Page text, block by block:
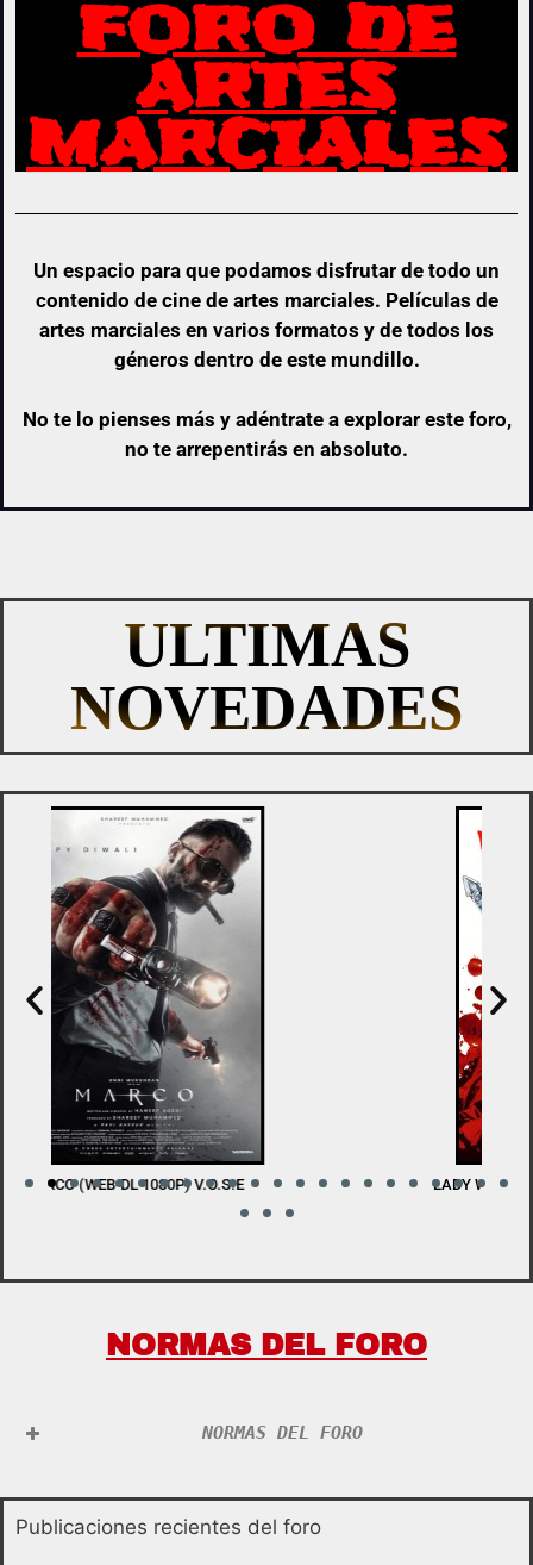
FORO DE
ARTES
MARCIALES
Un espacio para que podamos disfrutar de todo un
contenido de cine de artes marciales. Películas de
artes marciales en varios formatos y de todos los
géneros dentro de este mundillo.
No te lo pienses más y adéntrate a explorar este foro,
no te arrepentirás en absoluto.
ULTIMAS
NOVEDADES
LADY WITH A SWORD (BDRIP 1080P) V.O.S.E
NORMAS DEL FORO
NORMAS DEL FORO
Publicaciones recientes del foro